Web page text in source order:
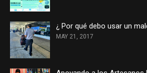
¿ Por qué debo usar un
MAY 21, 2017